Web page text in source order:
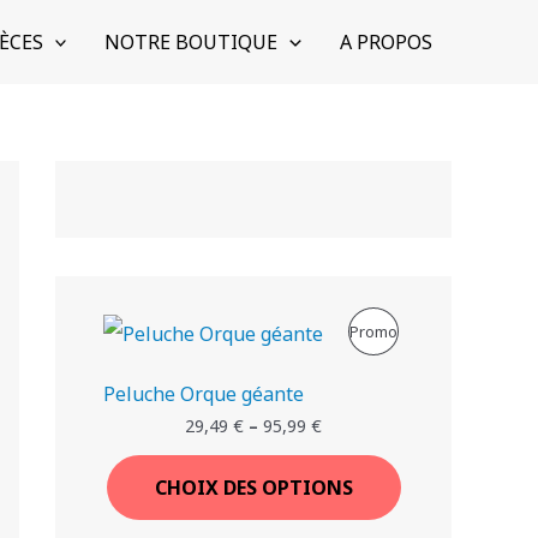
NOTRE BOUTIQUE A PROPOS
PromoP
D
Peluche Orque géante
29,49 € – 95,99 €
CHOIX DES OPTIONS